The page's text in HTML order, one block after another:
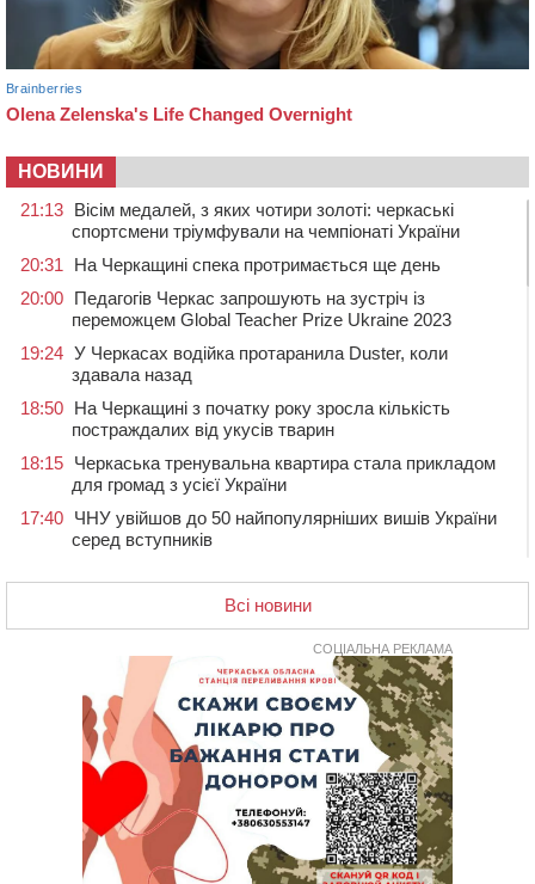
НОВИНИ
21:13 Вісім медалей, з яких чотири золоті: черкаські
спортсмени тріумфували на чемпіонаті України
20:31
На Черкащині спека протримається ще день
20:00 Педагогів Черкас запрошують на зустріч із
переможцем Global Teacher Prize Ukraine 2023
19:24 У Черкасах водійка протаранила Duster, коли
здавала назад
18:50 На Черкащині з початку року зросла кількість
постраждалих від укусів тварин
18:15 Черкаська тренувальна квартира стала прикладом
для громад з усієї України
17:40 ЧНУ увійшов до 50 найпопулярніших вишів України
серед вступників
контейнерний майданчик
16:32
Без розтину грудної клітки: у Черкасах 75-річній
пацієнтці замінили аортальний клапан
У Черкаському онкоцентрі встановили сонячну
електростанцію за понад пів мільйона гривень
У Київській області прощаються з полеглим на
фронті жителем Монастирищини
У Черкасах містяни через нову скляну зупинку і
вирізані дерева потерпають від спеки: Бондаренко
обіцяє масштабне озеленення
Всі новини
СОЦІАЛЬНА РЕКЛАМА